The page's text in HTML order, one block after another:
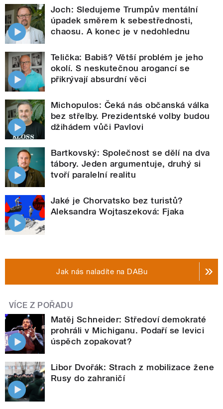
Joch: Sledujeme Trumpův mentální
úpadek směrem k sebestřednosti,
chaosu. A konec je v nedohlednu
Telička: Babiš? Větší problém je jeho
okolí. S neskutečnou arogancí se
přikrývají absurdní věci
Michopulos: Čeká nás občanská válka
bez střelby. Prezidentské volby budou
džihádem vůči Pavlovi
Bartkovský: Společnost se dělí na dva
tábory. Jeden argumentuje, druhý si
tvoří paralelní realitu
Jaké je Chorvatsko bez turistů?
Aleksandra Wojtaszeková: Fjaka
Jak nás naladíte na DABu
VÍCE Z POŘADU
Matěj Schneider: Středoví demokraté
prohráli v Michiganu. Podaří se levici
úspěch zopakovat?
Libor Dvořák: Strach z mobilizace žene
Rusy do zahraničí